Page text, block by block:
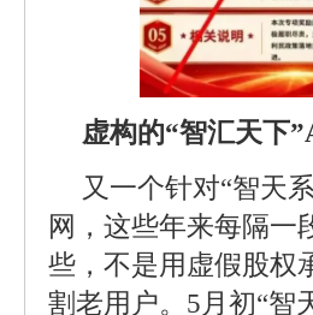
虚构的“智汇天下
又一个针对“智天
网，这些年来每隔一
些，不是用虚假股权
割老用户。5月初“智